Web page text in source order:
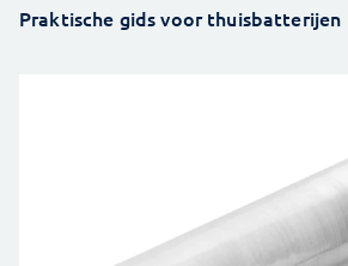
Praktische gids voor thuisbatterijen